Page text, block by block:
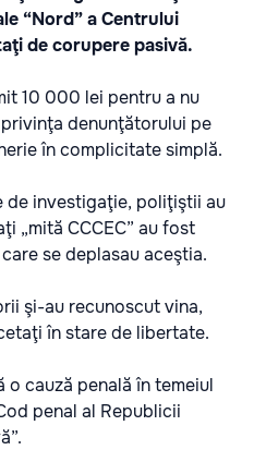
“Nord” a Centrului
de corupere pasivă.
10 000 lei pentru a nu
denunţătorului pe
în complicitate simplă.
de investigaţie, poliţiştii au
„mită CCCEC” au fost
se deplasau aceştia.
şi-au recunoscut vina,
în stare de libertate.
cauză penală în temeiul
penal al Republicii